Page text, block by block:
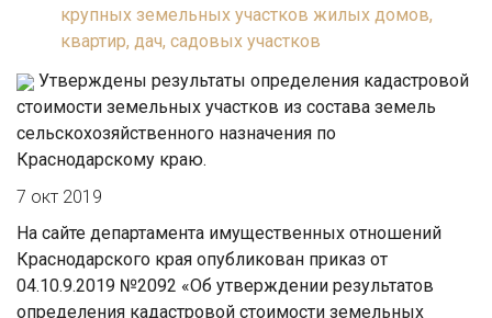
крупных земельных участков жилых домов,
квартир, дач, садовых участков
Утверждены результаты определения кадастровой
стоимости земельных участков из состава земель
сельскохозяйственного назначения по
Краснодарскому краю.
7 окт 2019
На сайте департамента имущественных отношений
Краснодарского края опубликован приказ от
04.10.9.2019 №2092 «Об утверждении результатов
определения кадастровой стоимости земельных